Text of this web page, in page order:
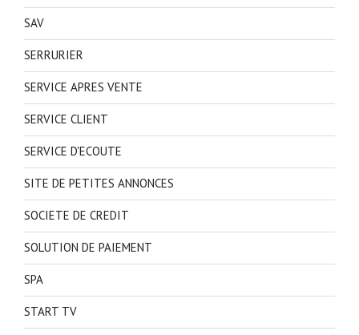
SAV
SERRURIER
SERVICE APRES VENTE
SERVICE CLIENT
SERVICE D'ECOUTE
SITE DE PETITES ANNONCES
SOCIETE DE CREDIT
SOLUTION DE PAIEMENT
SPA
START TV